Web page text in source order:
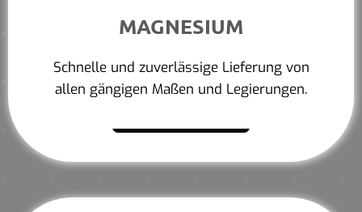
MAGNESIUM
Schnelle und zuverlässige Lieferung von
allen gängigen Maßen und Legierungen.